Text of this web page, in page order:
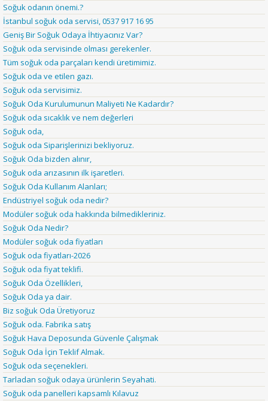
Soğuk odanın önemi.?
İstanbul soğuk oda servisi, 0537 917 16 95
Geniş Bir Soğuk Odaya İhtiyacınız Var?
Soğuk oda servisinde olması gerekenler.
Tüm soğuk oda parçaları kendi üretimimiz.
Soğuk oda ve etilen gazı.
Soğuk oda servisimiz.
Soğuk Oda Kurulumunun Maliyeti Ne Kadardır?
Soğuk oda sıcaklık ve nem değerleri
Soğuk oda,
Soğuk oda Siparişlerinizi bekliyoruz.
Soğuk Oda bizden alınır,
Soğuk oda arızasının ilk işaretleri.
Soğuk Oda Kullanım Alanları;
Endüstriyel soğuk oda nedir?
Modüler soğuk oda hakkında bilmedikleriniz.
Soğuk Oda Nedir?
Modüler soğuk oda fiyatları
Soğuk oda fiyatları-2026
Soğuk oda fiyat teklifi.
Soğuk Oda Özellikleri,
Soğuk Oda ya dair.
Biz soğuk Oda Üretiyoruz
Soğuk oda. Fabrika satış
Soğuk Hava Deposunda Güvenle Çalışmak
Soğuk Oda İçin Teklif Almak.
Soğuk oda seçenekleri.
Tarladan soğuk odaya ürünlerin Seyahati.
Soğuk oda panelleri kapsamlı Kılavuz